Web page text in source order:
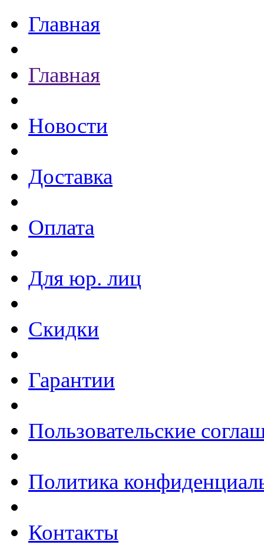
Главная
Главная
Новости
Доставка
Оплата
Для юр. лиц
Скидки
Гарантии
Пользовательские
Политика
Контакты